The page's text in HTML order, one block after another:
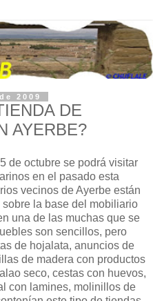
2009
DE
AYERBE?
octubre se podrá visitar
en el pasado esta
vecinos de Ayerbe están
la base del mobiliario
una de las muchas que se
son sencillos, pero
de hojalata, anuncios de
de madera con productos
seco, cestas con huevos,
con lamines, molinillos de